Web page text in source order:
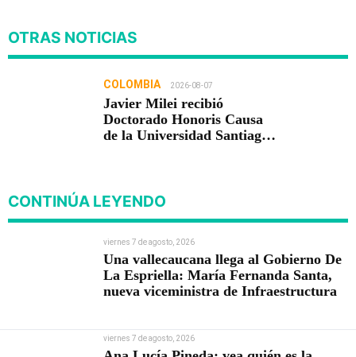
OTRAS NOTICIAS
COLOMBIA 2026-08-07
Javier Milei recibió
Doctorado Honoris Causa
de la Universidad Santiago
CONTINÚA LEYENDO
viernes 7 de agosto, 2026
Una vallecaucana llega al Gobierno De
La Espriella: María Fernanda Santa,
nueva viceministra de Infraestructura
viernes 7 de agosto, 2026